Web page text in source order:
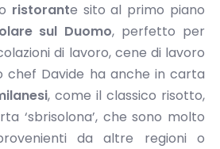
ristorante sito al primo piano
sul Duomo, perfetto per
di lavoro, cene di lavoro
chef Davide ha anche in carta
, come il classico risotto,
‘sbrisolona’, che sono molto
da altre regioni o